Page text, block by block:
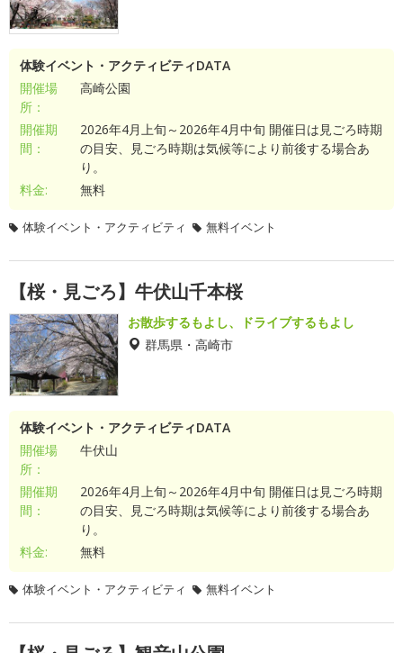
体験イベント・アクティビティDATA
開催場
所：
高崎公園
開催期
間：
2026年4月上旬～2026年4月中旬 開催日は見ごろ時期
の目安、見ごろ時期は気候等により前後する場合あ
り。
料金:
無料
体験イベント・アクティビティ 無料イベント
【桜・見ごろ】牛伏山千本桜
お散歩するもよし、ドライブするもよし
群馬県・高崎市
体験イベント・アクティビティDATA
開催場
所：
牛伏山
開催期
間：
2026年4月上旬～2026年4月中旬 開催日は見ごろ時期
の目安、見ごろ時期は気候等により前後する場合あ
り。
料金:
無料
体験イベント・アクティビティ 無料イベント